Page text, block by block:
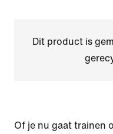
Dit product is
Of je nu gaat trainen